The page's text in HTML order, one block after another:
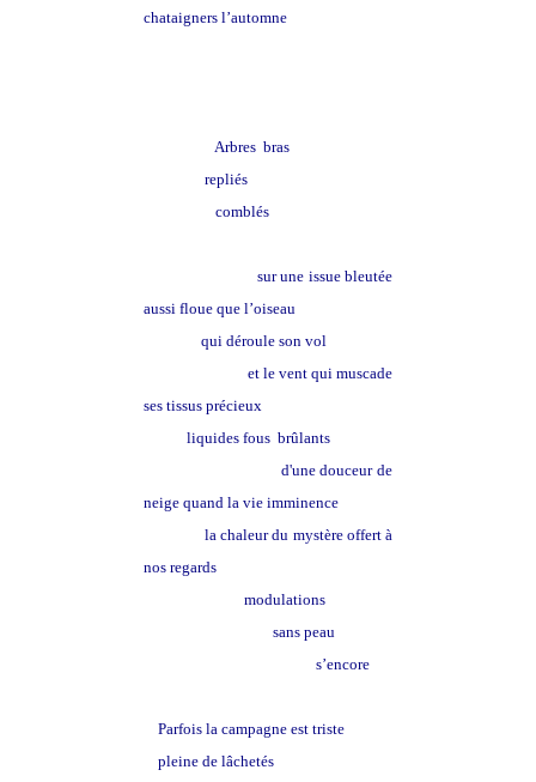
chataigners l’automne
Arbres bras
repliés
comblés
sur une issue bleutée
aussi floue que l’oiseau
qui déroule son vol
et le vent qui muscade
ses tissus précieux
liquides fous brûlants
d'une douceur de
neige quand la vie imminence
la chaleur du mystère offert à
nos regards
modulations
sans peau
s’encore
Parfois la campagne est triste
pleine de lâchetés